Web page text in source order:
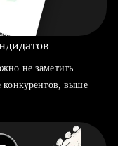
не заметить.
конкурентов, выше